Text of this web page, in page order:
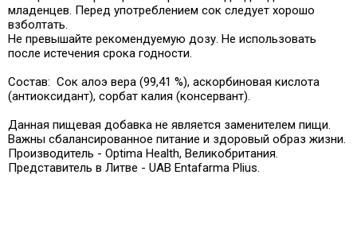
младенцев. Перед употреблением сок следует хорошо
взболтать.
Не превышайте рекомендуемую дозу. Не использовать
после истечения срока годности.
Состав: Сок алоэ вера (99,41 %), аскорбиновая кислота
(антиоксидант), сорбат калия (консервант).
Данная пищевая добавка не является заменителем пищи.
Важны сбалансированное питание и здоровый образ жизни.
Производитель - Optima Health, Великобритания.
Представитель в Литве - UAB Entafarma Plius.